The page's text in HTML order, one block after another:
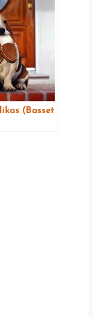
(Basset